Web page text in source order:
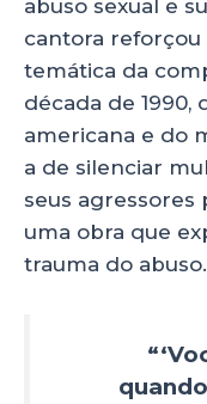
abuso sexual e
cantora reforçou
temática da
década de 1990,
americana e do
a de silenciar
seus agressores
uma obra que
trauma do abuso.